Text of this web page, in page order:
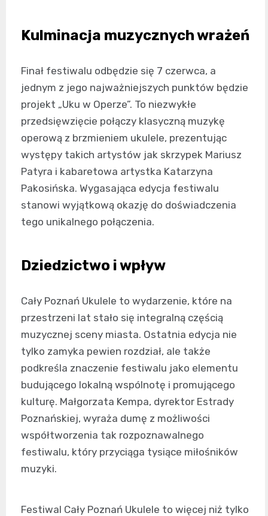
Kulminacja muzycznych wrażeń
Finał festiwalu odbędzie się 7 czerwca, a
jednym z jego najważniejszych punktów będzie
projekt „Uku w Operze”. To niezwykłe
przedsięwzięcie połączy klasyczną muzykę
operową z brzmieniem ukulele, prezentując
występy takich artystów jak skrzypek Mariusz
Patyra i kabaretowa artystka Katarzyna
Pakosińska. Wygasająca edycja festiwalu
stanowi wyjątkową okazję do doświadczenia
tego unikalnego połączenia.
Dziedzictwo i wpływ
Cały Poznań Ukulele to wydarzenie, które na
przestrzeni lat stało się integralną częścią
muzycznej sceny miasta. Ostatnia edycja nie
tylko zamyka pewien rozdział, ale także
podkreśla znaczenie festiwalu jako elementu
budującego lokalną wspólnotę i promującego
kulturę. Małgorzata Kempa, dyrektor Estrady
Poznańskiej, wyraża dumę z możliwości
współtworzenia tak rozpoznawalnego
festiwalu, który przyciąga tysiące miłośników
muzyki.
Festiwal Cały Poznań Ukulele to więcej niż tylko